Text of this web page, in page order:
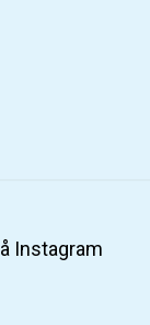
Instagram